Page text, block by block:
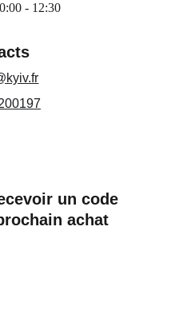
un code
achat
- 12:30